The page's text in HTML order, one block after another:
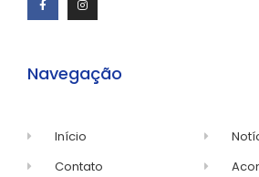
Navegação
Início
Contato